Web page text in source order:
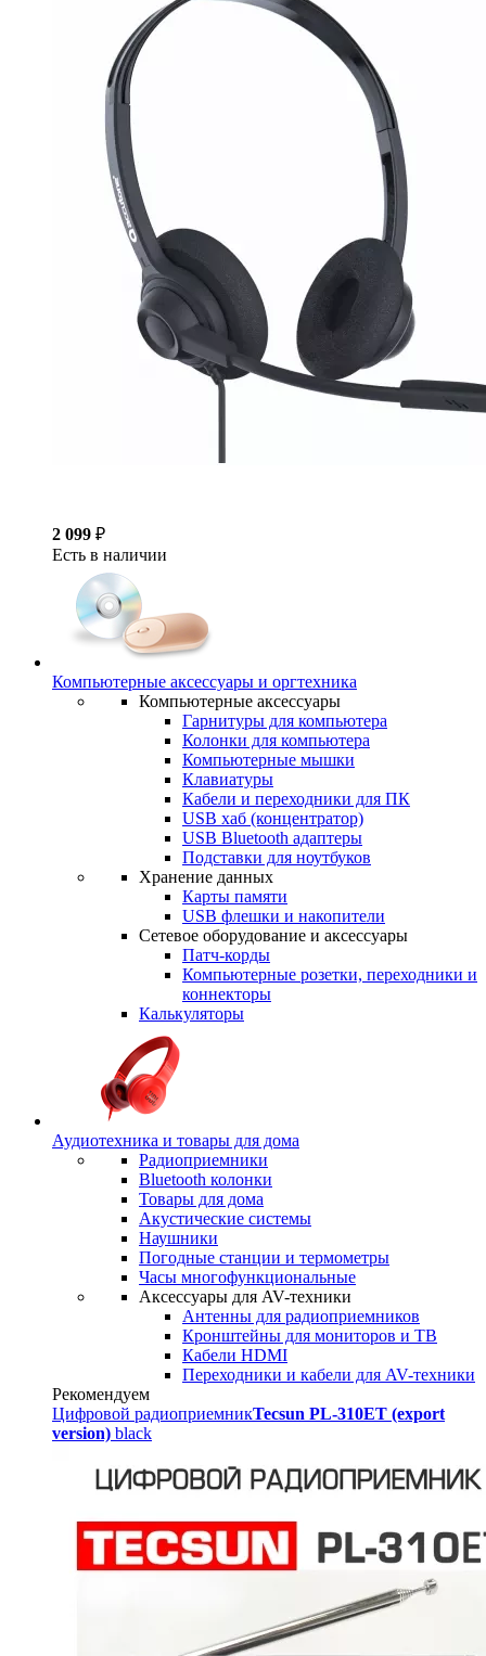
2 099 ₽
Есть в наличии
Компьютерные аксессуары и оргтехника
Компьютерные аксессуары
Гарнитуры для компьютера
Колонки для компьютера
Компьютерные мышки
Клавиатуры
Кабели и переходники для ПК
USB хаб (концентратор)
USB Bluetooth адаптеры
Подставки для ноутбуков
Хранение данных
Карты памяти
USB флешки и накопители
Сетевое оборудование и аксессуары
Патч-корды
Компьютерные розетки, переходники и
коннекторы
Калькуляторы
Аудиотехника и товары для дома
Радиоприемники
Bluetooth колонки
Товары для дома
Акустические системы
Наушники
Погодные станции и термометры
Часы многофункциональные
Аксессуары для AV-техники
Антенны для радиоприемников
Кронштейны для мониторов и ТВ
Кабели HDMI
Переходники и кабели для AV-техники
Рекомендуем
Цифровой радиоприемникTecsun PL-310ET (export
version) black